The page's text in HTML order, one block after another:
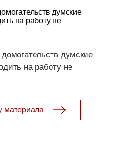
думские
на работу не
думские
на работу не
материала